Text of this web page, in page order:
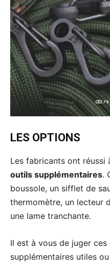
LES OPTIONS
Les fabricants ont réussi
outils supplémentaires.
boussole, un sifflet de
thermomètre, un lecteur
une lame tranchante.
Il est à vous de juger ces
supplémentaires utiles